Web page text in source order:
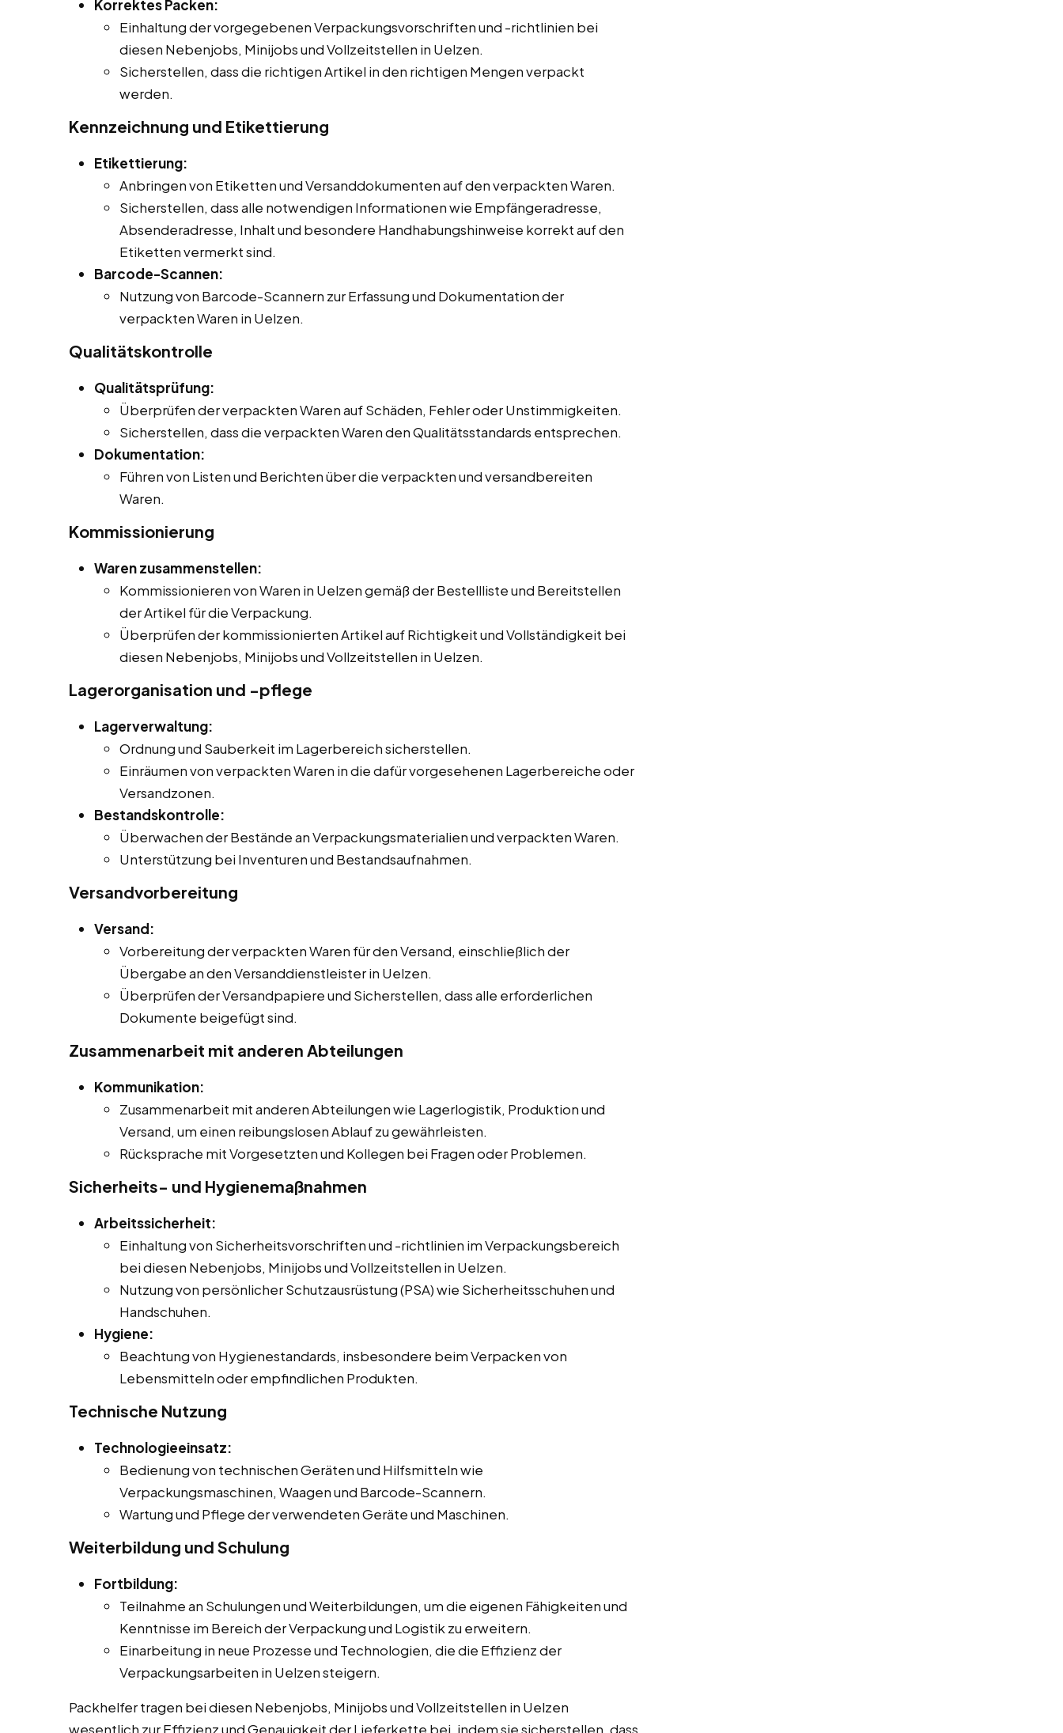
Korrektes Packen:
Einhaltung der vorgegebenen Verpackungsvorschriften und -richtlinien bei
diesen Nebenjobs, Minijobs und Vollzeitstellen in Uelzen.
Sicherstellen, dass die richtigen Artikel in den richtigen Mengen verpackt
werden.
Kennzeichnung und Etikettierung
Etikettierung:
Anbringen von Etiketten und Versanddokumenten auf den verpackten Waren.
Sicherstellen, dass alle notwendigen Informationen wie Empfängeradresse,
Absenderadresse, Inhalt und besondere Handhabungshinweise korrekt auf den
Etiketten vermerkt sind.
Barcode-Scannen:
Nutzung von Barcode-Scannern zur Erfassung und Dokumentation der
verpackten Waren in Uelzen.
Qualitätskontrolle
Qualitätsprüfung:
Überprüfen der verpackten Waren auf Schäden, Fehler oder Unstimmigkeiten.
Sicherstellen, dass die verpackten Waren den Qualitätsstandards entsprechen.
Dokumentation:
Führen von Listen und Berichten über die verpackten und versandbereiten
Waren.
Kommissionierung
Waren zusammenstellen:
Kommissionieren von Waren in Uelzen gemäß der Bestellliste und Bereitstellen
der Artikel für die Verpackung.
Überprüfen der kommissionierten Artikel auf Richtigkeit und Vollständigkeit bei
diesen Nebenjobs, Minijobs und Vollzeitstellen in Uelzen.
Lagerorganisation und -pflege
Lagerverwaltung:
Ordnung und Sauberkeit im Lagerbereich sicherstellen.
Einräumen von verpackten Waren in die dafür vorgesehenen Lagerbereiche oder
Versandzonen.
Bestandskontrolle:
Überwachen der Bestände an Verpackungsmaterialien und verpackten Waren.
Unterstützung bei Inventuren und Bestandsaufnahmen.
Versandvorbereitung
Versand:
Vorbereitung der verpackten Waren für den Versand, einschließlich der
Übergabe an den Versanddienstleister in Uelzen.
Überprüfen der Versandpapiere und Sicherstellen, dass alle erforderlichen
Dokumente beigefügt sind.
Zusammenarbeit mit anderen Abteilungen
Kommunikation:
Zusammenarbeit mit anderen Abteilungen wie Lagerlogistik, Produktion und
Versand, um einen reibungslosen Ablauf zu gewährleisten.
Rücksprache mit Vorgesetzten und Kollegen bei Fragen oder Problemen.
Sicherheits- und Hygienemaßnahmen
Arbeitssicherheit:
Einhaltung von Sicherheitsvorschriften und -richtlinien im Verpackungsbereich
bei diesen Nebenjobs, Minijobs und Vollzeitstellen in Uelzen.
Nutzung von persönlicher Schutzausrüstung (PSA) wie Sicherheitsschuhen und
Handschuhen.
Hygiene:
Beachtung von Hygienestandards, insbesondere beim Verpacken von
Lebensmitteln oder empfindlichen Produkten.
Technische Nutzung
Technologieeinsatz:
Bedienung von technischen Geräten und Hilfsmitteln wie
Verpackungsmaschinen, Waagen und Barcode-Scannern.
Wartung und Pflege der verwendeten Geräte und Maschinen.
Weiterbildung und Schulung
Fortbildung:
Teilnahme an Schulungen und Weiterbildungen, um die eigenen Fähigkeiten und
Kenntnisse im Bereich der Verpackung und Logistik zu erweitern.
Einarbeitung in neue Prozesse und Technologien, die die Effizienz der
Verpackungsarbeiten in Uelzen steigern.
Packhelfer tragen bei diesen Nebenjobs, Minijobs und Vollzeitstellen in Uelzen
wesentlich zur Effizienz und Genauigkeit der Lieferkette bei, indem sie sicherstellen, dass